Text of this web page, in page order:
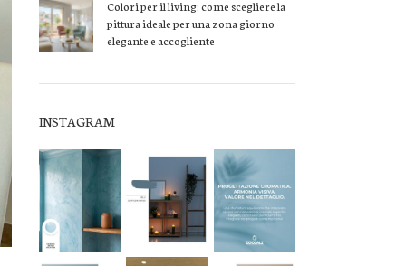
Colori per il living: come scegliere la
pittura ideale per una zona giorno
elegante e accogliente
INSTAGRAM